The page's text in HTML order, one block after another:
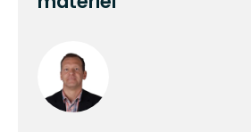
à la vente des chariots d'occasion
avez un projet !